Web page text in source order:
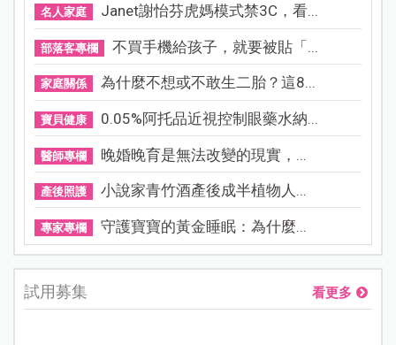
名人家庭 Janet謝怡芬虎媽模式禁3C，看...
部落客專欄 不買手機給孩子，就要被貼「...
家庭關係 為什麼不想或不敢生二胎？這8...
寶貝健康 0.05%阿托品近視控制眼藥水納...
醫師專欄 晚婚晚育是無法改變的現實，...
產後照護 小說家青竹酒產後成半植物人...
專家專欄 守護寶寶的黃金睡眠：為什麼...
試用募集 看更多